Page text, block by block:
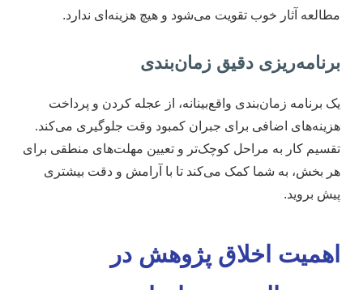
مطالعه آثار خوب تقویت می‌شود و هیچ هزینه‌ای ندارد.
برنامه‌ریزی دقیق زمان‌بندی
یک برنامه زمان‌بندی واقع‌بینانه، از عجله کردن و پرداخت
هزینه‌های اضافی برای جبران کمبود وقت جلوگیری می‌کند.
تقسیم کار به مراحل کوچک‌تر و تعیین مهلت‌های منطقی برای
هر بخش، به شما کمک می‌کند تا با آرامش و دقت بیشتری
پیش بروید.
اهمیت اخلاق پژوهش در